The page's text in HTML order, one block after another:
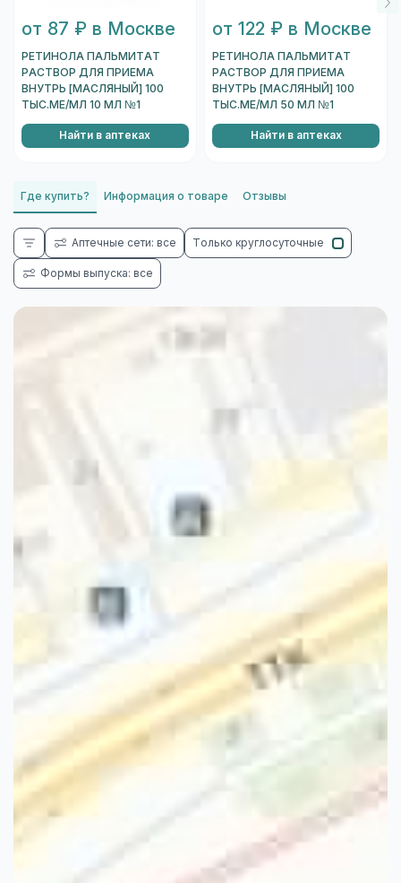
от 87 ₽ в Москве
РЕТИНОЛА ПАЛЬМИТАТ
РАСТВОР ДЛЯ ПРИЕМА
ВНУТРЬ [МАСЛЯНЫЙ] 100
ТЫС.МЕ/МЛ 10 МЛ №1
Найти в аптеках
от 122 ₽ в Москве
РЕТИНОЛА ПАЛЬМИТАТ
РАСТВОР ДЛЯ ПРИЕМА
ВНУТРЬ [МАСЛЯНЫЙ] 100
ТЫС.МЕ/МЛ 50 МЛ №1
Найти в аптеках
Где купить? Информация о товаре Отзывы
Аптечные сети: все Только круглосуточные
Формы выпуска: все